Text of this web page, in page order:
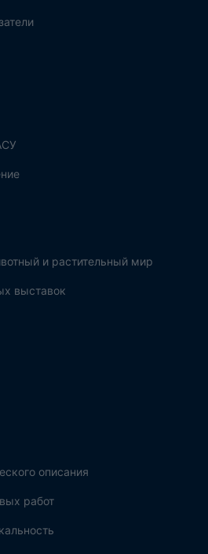
и растительный мир
выставок
описания
работ